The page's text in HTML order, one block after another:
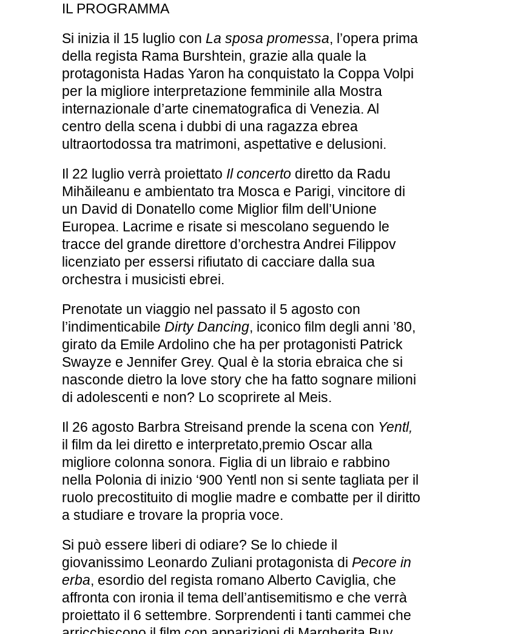
IL PROGRAMMA
Si inizia il 15 luglio con La sposa promessa, l’opera prima
della regista Rama Burshtein, grazie alla quale la
protagonista Hadas Yaron ha conquistato la Coppa Volpi
per la migliore interpretazione femminile alla Mostra
internazionale d’arte cinematografica di Venezia. Al
centro della scena i dubbi di una ragazza ebrea
ultraortodossa tra matrimoni, aspettative e delusioni.
Il 22 luglio verrà proiettato Il concerto diretto da Radu
Mihăileanu e ambientato tra Mosca e Parigi, vincitore di
un David di Donatello come Miglior film dell’Unione
Europea. Lacrime e risate si mescolano seguendo le
tracce del grande direttore d’orchestra Andrei Filippov
licenziato per essersi rifiutato di cacciare dalla sua
orchestra i musicisti ebrei.
Prenotate un viaggio nel passato il 5 agosto con
l’indimenticabile Dirty Dancing, iconico film degli anni ’80,
girato da Emile Ardolino che ha per protagonisti Patrick
Swayze e Jennifer Grey. Qual è la storia ebraica che si
nasconde dietro la love story che ha fatto sognare milioni
di adolescenti e non? Lo scoprirete al Meis.
Il 26 agosto Barbra Streisand prende la scena con Yentl,
il film da lei diretto e interpretato,premio Oscar alla
migliore colonna sonora. Figlia di un libraio e rabbino
nella Polonia di inizio ‘900 Yentl non si sente tagliata per il
ruolo precostituito di moglie madre e combatte per il diritto
a studiare e trovare la propria voce.
Si può essere liberi di odiare? Se lo chiede il
giovanissimo Leonardo Zuliani protagonista di Pecore in
erba, esordio del regista romano Alberto Caviglia, che
affronta con ironia il tema dell’antisemitismo e che verrà
proiettato il 6 settembre. Sorprendenti i tanti cammei che